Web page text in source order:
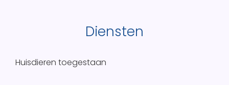
Diensten
Huisdieren toegestaan